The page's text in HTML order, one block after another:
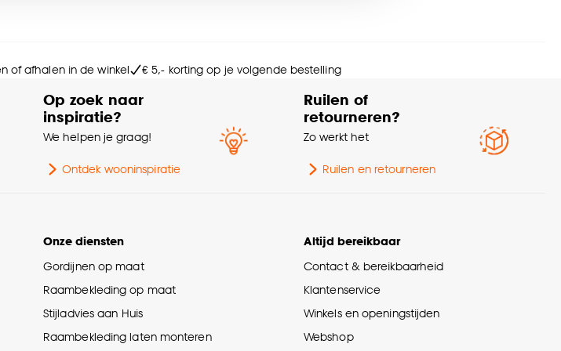
aanpassen, bekijk hiervoor onze
of afhalen in de winkel € 5,- korting op je volgende bestelling
Op zoek naar
inspiratie?
We helpen je graag!
Ontdek wooninspiratie
Ruilen of
retourneren?
Zo werkt het
Ruilen en retourneren
Onze diensten
Gordijnen op maat
Raambekleding op maat
Stijladvies aan Huis
Raambekleding laten monteren
Altijd bereikbaar
Contact & bereikbaarheid
Klantenservice
Winkels en openingstijden
Webshop